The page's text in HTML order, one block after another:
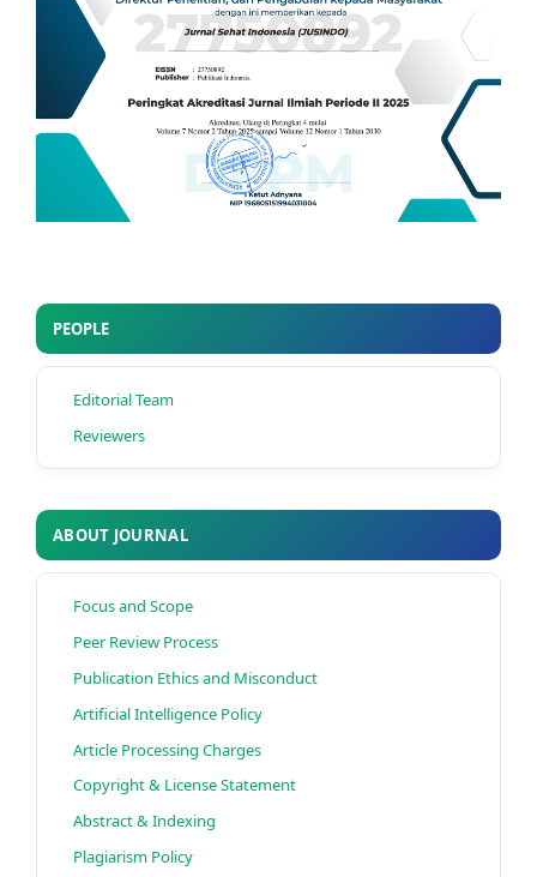
PEOPLE
Editorial Team
Reviewers
ABOUT JOURNAL
Focus and Scope
Peer Review Process
Publication Ethics and Misconduct
Artificial Intelligence Policy
Article Processing Charges
Copyright & License Statement
Abstract & Indexing
Plagiarism Policy